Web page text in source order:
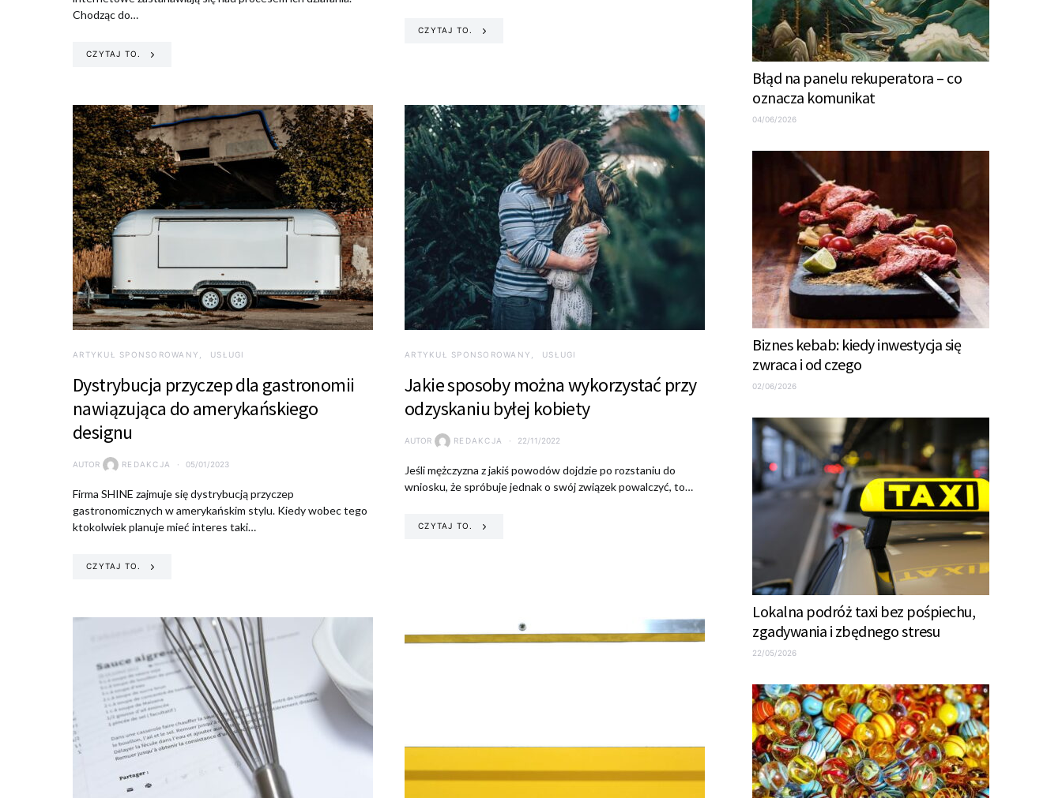
Chodząc do…
CZYTAJ TO.
CZYTAJ TO.
ARTYKUŁ SPONSOROWANY USŁUGI
Dystrybucja przyczep dla gastronomii
nawiązująca do amerykańskiego
designu
AUTOR REDAKCJA 05/01/2023
Firma SHINE zajmuje się dystrybucją przyczep
gastronomicznych w amerykańskim stylu. Kiedy wobec tego
ktokolwiek planuje mieć interes taki…
CZYTAJ TO.
ARTYKUŁ SPONSOROWANY USŁUGI
Jakie sposoby można wykorzystać przy
odzyskaniu byłej kobiety
AUTOR REDAKCJA 22/11/2022
Jeśli mężczyzna z jakiś powodów dojdzie po rozstaniu do
wniosku, że spróbuje jednak o swój związek powalczyć, to…
CZYTAJ TO.
Błąd na panelu rekuperatora – co
oznacza komunikat
04/06/2026
Biznes kebab: kiedy inwestycja się
zwraca i od czego
02/06/2026
Lokalna podróż taxi bez pośpiechu,
zgadywania i zbędnego stresu
22/05/2026